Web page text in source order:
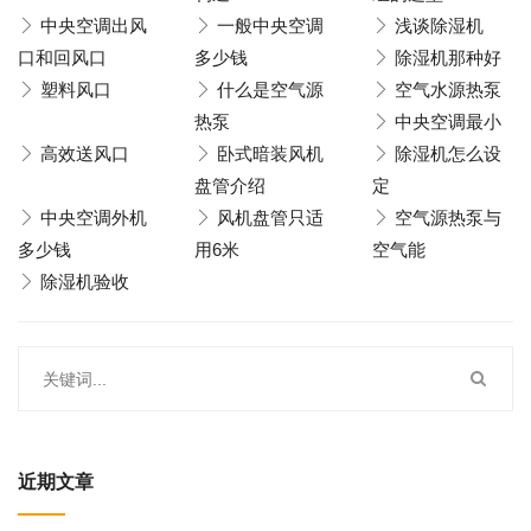
中央空调出风
口和回风口
一般中央空调
多少钱
浅谈除湿机
除湿机那种好
塑料风口
什么是空气源
热泵
空气水源热泵
中央空调最小
高效送风口
卧式暗装风机
盘管介绍
除湿机怎么设
定
中央空调外机
多少钱
风机盘管只适
用6米
空气源热泵与
空气能
除湿机验收
近期文章